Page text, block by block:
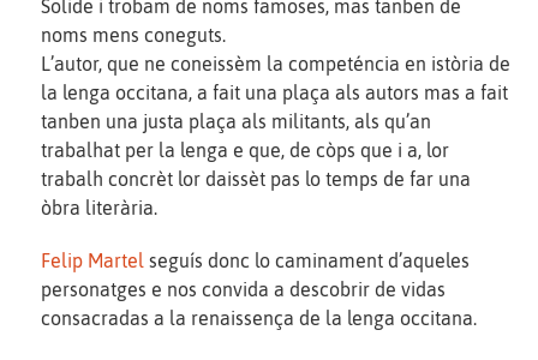
Solide i trobam de noms famoses, mas tanben de
noms mens coneguts.
L’autor, que ne coneissèm la competéncia en istòria de
la lenga occitana, a fait una plaça als autors mas a fait
tanben una justa plaça als militants, als qu’an
trabalhat per la lenga e que, de còps que i a, lor
trabalh concrèt lor daissèt pas lo temps de far una
òbra literària.
Felip Martel seguís donc lo caminament d’aqueles
personatges e nos convida a descobrir de vidas
consacradas a la renaissença de la lenga occitana.